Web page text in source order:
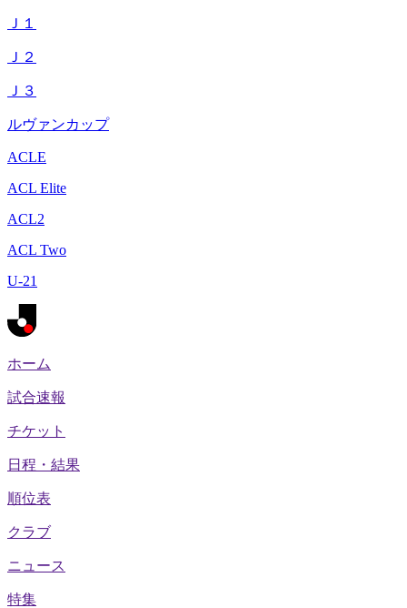
Ｊ１
Ｊ２
Ｊ３
ルヴァンカップ
ACLE
ACL Elite
ACL2
ACL Two
U-21
ホーム
試合速報
チケット
日程・結果
順位表
クラブ
ニュース
特集